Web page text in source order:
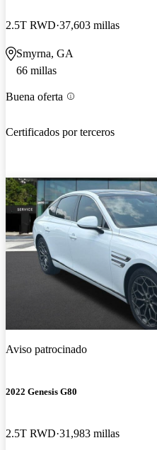
2.5T RWD 37,603 millas
Smyrna, GA
66 millas
Buena oferta
Certificados por terceros
Aviso patrocinado
2022 Genesis G80
2.5T RWD 31,983 millas